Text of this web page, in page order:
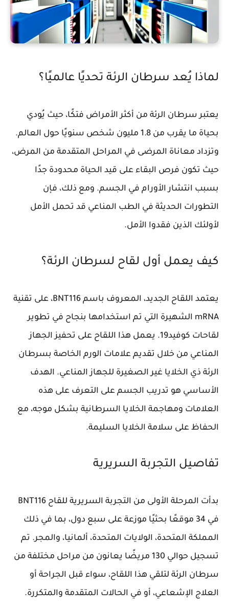
لماذا يُعد سرطان الرئة تحديًا عالميًا؟
يعتبر سرطان الرئة من أكثر الأمراض فتكًا، حيث يُودي
بحياة ما يقرب من 1.8 مليون شخص سنويًا حول العالم.
وتزداد معاناة المرضى في المراحل المتقدمة من المرض،
حيث تكون فرص البقاء على قيد الحياة محدودة جدًا
بسبب انتشار الأورام في الجسم. ومع ذلك، فإن
التطورات الحديثة في الطب المناعي قد تحمل الأمل
لأولئك الذين فقدوا الأمل.
كيف يعمل أول لقاح لسرطان الرئة؟
يعتمد اللقاح الجديد، المعروف باسم BNT116، على تقنية
mRNA الشهيرة التي تم استخدامها بنجاح في تطوير
لقاحات كوفيد19. يعمل هذا اللقاح على تحفيز الجهاز
المناعي من خلال تقديم علامات الورم الخاصة بسرطان
الرئة ذي الخلايا غير الصغيرة للجهاز المناعي. الهدف
الأساسي هو تدريب الجسم على التعرف على هذه
العلامات ومهاجمة الخلايا السرطانية بشكل موجه، مع
الحفاظ على سلامة الخلايا السليمة.
تفاصيل التجربة السريرية
بدأت المرحلة الأولى من التجربة السريرية للقاح BNT116
في 34 موقعًا بحثيًا موزعة على سبع دول، بما في ذلك
المملكة المتحدة، الولايات المتحدة، ألمانيا، والمجر. تم
تسجيل حوالي 130 مريضًا يعانون من مراحل مختلفة من
سرطان الرئة لتلقي هذا اللقاح، سواء قبل الجراحة أو
العلاج الإشعاعي، أو في الحالات المتقدمة والمتكررة.